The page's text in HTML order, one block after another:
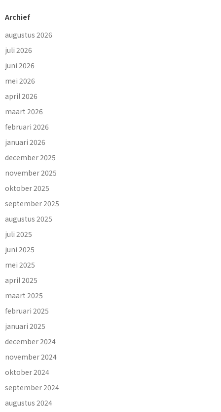
Archief
augustus 2026
juli 2026
juni 2026
mei 2026
april 2026
maart 2026
februari 2026
januari 2026
december 2025
november 2025
oktober 2025
september 2025
augustus 2025
juli 2025
juni 2025
mei 2025
april 2025
maart 2025
februari 2025
januari 2025
december 2024
november 2024
oktober 2024
september 2024
augustus 2024